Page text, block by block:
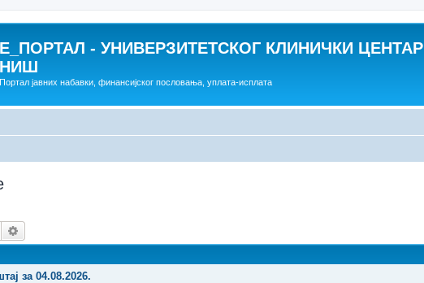
E_ПОРТАЛ - УНИВЕРЗИТЕТСКОГ КЛИНИЧКИ ЦЕНТАР
НИШ
Портал јавних набавки, финансијског пословања, уплата-исплата
Претрага
за 04.08.2026.